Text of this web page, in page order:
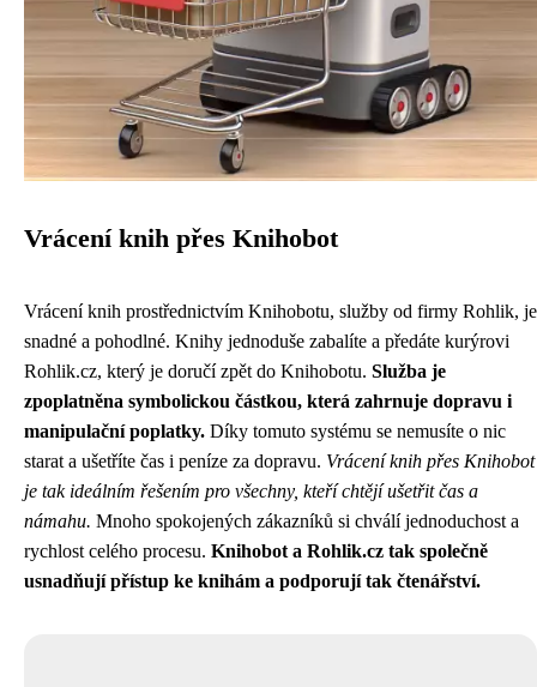
Vrácení knih přes Knihobot
Vrácení knih prostřednictvím Knihobotu, služby od firmy Rohlik, je
snadné a pohodlné. Knihy jednoduše zabalíte a předáte kurýrovi
Rohlik.cz, který je doručí zpět do Knihobotu. Služba je
zpoplatněna symbolickou částkou, která zahrnuje dopravu i
manipulační poplatky. Díky tomuto systému se nemusíte o nic
starat a ušetříte čas i peníze za dopravu. Vrácení knih přes Knihobot
je tak ideálním řešením pro všechny, kteří chtějí ušetřit čas a
námahu. Mnoho spokojených zákazníků si chválí jednoduchost a
rychlost celého procesu. Knihobot a Rohlik.cz tak společně
usnadňují přístup ke knihám a podporují tak čtenářství.